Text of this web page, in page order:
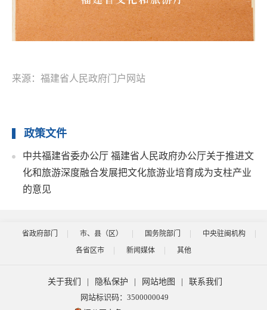
来源：福建省人民政府门户网站
政策文件
中共福建省委办公厅 福建省人民政府办公厅关于推进文
化和旅游深度融合发展把文化旅游业培育成为支柱产业
的意见
省政府部门 市、县（区） 国务院部门
中央驻闽机构
各省区市
新闻媒体 其他
关于我们 隐私保护 网站地图
联系我们
网站标识码：3500000049